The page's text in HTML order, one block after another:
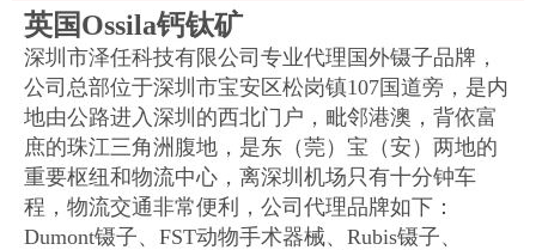
英国Ossila钙钛矿
深圳市泽任科技有限公司专业代理国外镊子品牌，
公司总部位于深圳市宝安区松岗镇107国道旁，是内
地由公路进入深圳的西北门户，毗邻港澳，背依富
庶的珠江三角洲腹地，是东（莞）宝（安）两地的
重要枢纽和物流中心，离深圳机场只有十分钟车
程，物流交通非常便利，公司代理品牌如下：
Dumont镊子、FST动物手术器械、Rubis镊子、